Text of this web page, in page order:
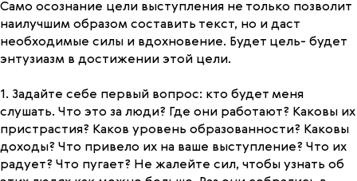
Само осознание цели выступления не только позволит
наилучшим образом составить текст, но и даст
необходимые силы и вдохновение. Будет цель- будет
энтузиазм в достижении этой цели.
1. Задайте себе первый вопрос: кто будет меня
слушать. Что это за люди? Где они работают? Каковы их
пристрастия? Каков уровень образованности? Каковы
доходы? Что привело их на ваше выступление? Что их
радует? Что пугает? Не жалейте сил, чтобы узнать об